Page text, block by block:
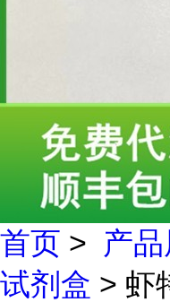
首页 > 产
试剂盒 > 虾